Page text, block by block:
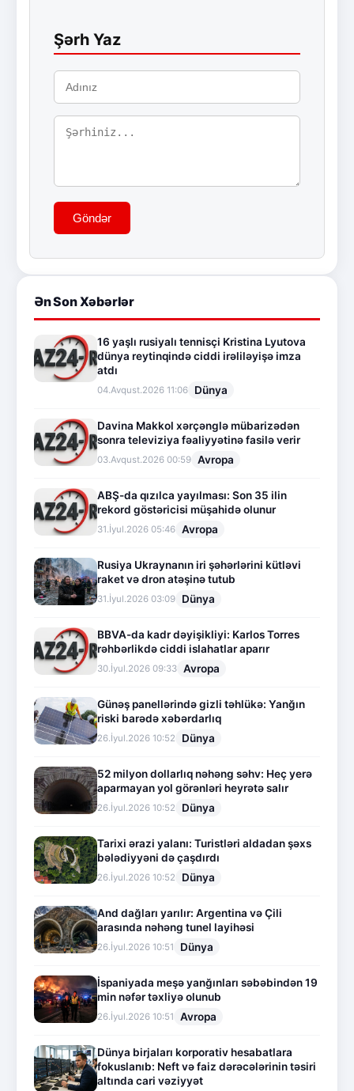
Şərh Yaz
Göndər
Ən Son Xəbərlər
16 yaşlı rusiyalı tennisçi Kristina Lyutova
dünya reytinqində ciddi irəliləyişə imza
atdı
04.Avqust.2026 11:06 Dünya
Davina Makkol xərçənglə mübarizədən
sonra televiziya fəaliyyətinə fasilə verir
03.Avqust.2026 00:59 Avropa
ABŞ-da qızılca yayılması: Son 35 ilin
rekord göstəricisi müşahidə olunur
31.İyul.2026 05:46 Avropa
Rusiya Ukraynanın iri şəhərlərini kütləvi
raket və dron atəşinə tutub
31.İyul.2026 03:09 Dünya
BBVA-da kadr dəyişikliyi: Karlos Torres
rəhbərlikdə ciddi islahatlar aparır
30.İyul.2026 09:33 Avropa
Günəş panellərində gizli təhlükə: Yanğın
riski barədə xəbərdarlıq
26.İyul.2026 10:52 Dünya
52 milyon dollarlıq nəhəng səhv: Heç yerə
aparmayan yol görənləri heyrətə salır
26.İyul.2026 10:52 Dünya
Tarixi ərazi yalanı: Turistləri aldadan şəxs
bələdiyyəni də çaşdırdı
26.İyul.2026 10:52 Dünya
And dağları yarılır: Argentina və Çili
arasında nəhəng tunel layihəsi
26.İyul.2026 10:51 Dünya
İspaniyada meşə yanğınları səbəbindən 19
min nəfər təxliyə olunub
26.İyul.2026 10:51 Avropa
Dünya birjaları korporativ hesabatlara
fokuslanıb: Neft və faiz dərəcələrinin təsiri
altında cari vəziyyət